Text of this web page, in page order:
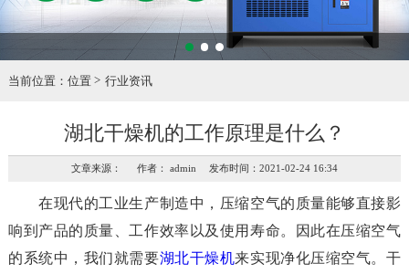
当前位置： 位置 行业资讯
湖北干燥机的工作原理是什么？
文章来源： 作者： admin 发布时间：2021-02-24 16:34
在现代的工业生产制造中，压缩空气的质量能够直接影
响到产品的质量、工作效率以及使用寿命。因此在压缩空气
的系统中，我们就需要湖北干燥机来实现净化压缩空气。干